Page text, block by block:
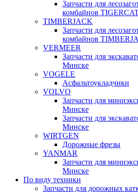
Запчасти для
комбайнов
TIMBERJACK
Запчасти для
комбайнов
VERMEER
Запчасти для
Минске
VOGELE
Асфальтоукладчики
VOLVO
Запчасти для
Минске
Запчасти для
Минске
WIRTGEN
Дорожные фрезы
YANMAR
Запчасти для
Минске
По виду техники
Запчасти для дорожных